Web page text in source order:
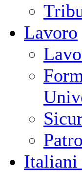
Lavoro
Italiani